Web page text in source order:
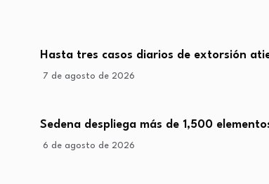
Hasta tres casos diarios de extorsión
7 de agosto de 2026
Sedena despliega más de 1,500
6 de agosto de 2026